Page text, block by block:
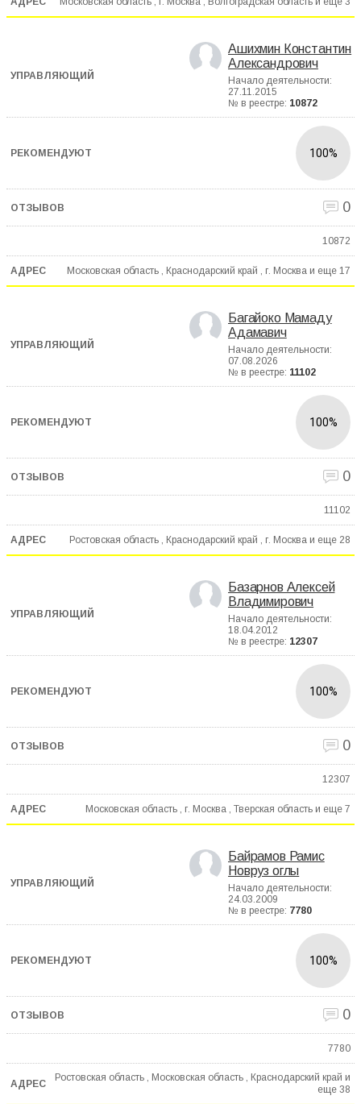
Ашихмин Константин
Александрович
Начало деятельности:
27.11.2015
№ в реестре: 10872
100%
0
10872
Московская область , Краснодарский край , г. Москва и еще 17
Багайоко Мамаду
Адамавич
Начало деятельности:
07.08.2026
№ в реестре: 11102
100%
0
11102
Ростовская область , Краснодарский край , г. Москва и еще 28
Базарнов Алексей
Владимирович
Начало деятельности:
18.04.2012
№ в реестре: 12307
100%
0
12307
Московская область , г. Москва , Тверская область и еще 7
Байрамов Рамис
Новруз оглы
Начало деятельности:
24.03.2009
№ в реестре: 7780
100%
0
7780
Ростовская область , Московская область , Краснодарский край и
еще 38